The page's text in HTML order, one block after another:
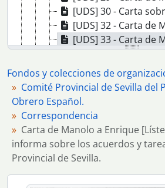
[UDS] 30 - Carta
[UDS] 32 - Carta de Manuel Acisclo a Boris Ponomariov, miembro suplente
[UDS] 33 - Carta de Manolo a Enrique [Líster] en la que le informa
[UDS] 34 - Carta interna del Comité Ejecutivo del PCOE a las
[UDS] 35 - Carta de Enrique Líster al Comité Provincial de
[UDS] 36 - Respuesta de Enrique
[UDS] 37 - Copia de la
[UDS] 38 - Copia de la carta del Comité Provincial de Sevilla del PCOE a la Organización Comunista
[UDS] 39 - Carta del Comité Central del PCOE a las organizaciones del
[UDS] 40 - Copia de la carta del Comité Provincial de Sevilla del PCOE en la que se
[UDS] 41 - Carta de Manolo al
Fondos y colecciones de
Comité Provincial de Sevilla del
Obrero Español.
Correspondencia
Carta de Manolo a Enrique
informa sobre los acuerdos y
Provincial de Sevilla.